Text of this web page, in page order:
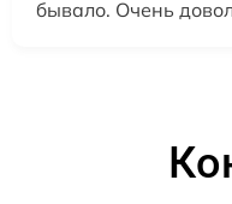
бывало. Очень